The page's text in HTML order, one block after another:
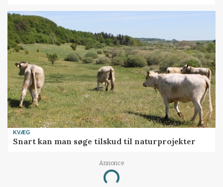
KVÆG
Snart kan man søge tilskud til naturprojekter
Annonce